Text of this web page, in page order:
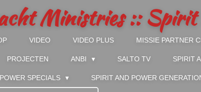
Ministries ::
VIDEO VIDEO PLUS MISSIE PARTNER
PROJECTEN ANBI SALTO TV SPIRIT
SPECIALS SPIRIT AND POWER